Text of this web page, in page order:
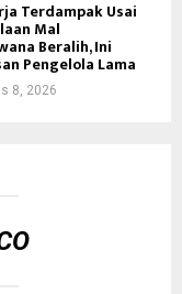
Terdampak Usai
Mal
Beralih, Ini
Pengelola Lama
8, 2026